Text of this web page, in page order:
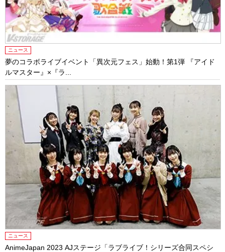
ニュース
夢のコラボライブイベント「異次元フェス」始動！第1弾 『アイド
ルマスター』×『ラ...
ニュース
AnimeJapan 2023 AJステージ「ラブライブ！シリーズ合同スペシ